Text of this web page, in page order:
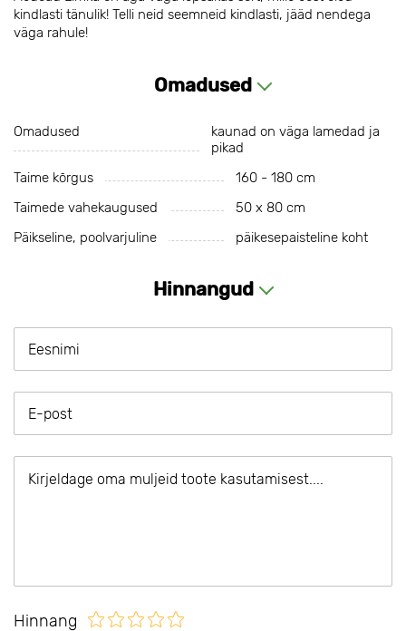
kindlasti tänulik! Telli neid seemneid kindlasti, jääd nendega
väga rahule!
Omadused
Omadused
kaunad on väga lamedad ja
pikad
Taime kõrgus
160 - 180 cm
Taimede vahekaugused
50 х 80 cm
Päikseline, poolvarjuline
päikesepaisteline koht
Hinnangud
Hinnang